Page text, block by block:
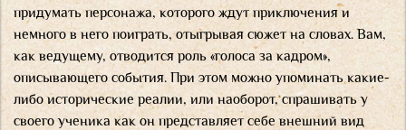
придумать персонажа, которого ждут приключения и
немного в него поиграть, отыгрывая сюжет на словах. Вам,
как ведущему, отводится роль «голоса за кадром»,
описывающего события. При этом можно упоминать какие-
либо исторические реалии, или наоборот, спрашивать у
своего ученика как он представляет себе внешний вид